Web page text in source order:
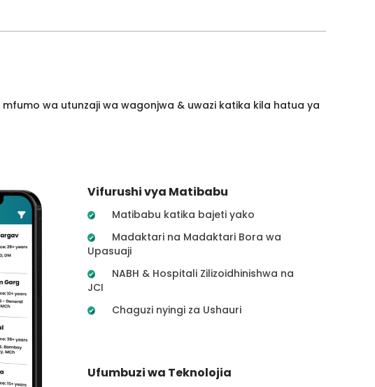
wa utunzaji wa wagonjwa & uwazi katika kila hatua ya
Vifurushi vya Matibabu
Matibabu katika bajeti yako
Madaktari na Madaktari Bora wa
Upasuaji
NABH & Hospitali Zilizoidhinishwa na
JCI
Chaguzi nyingi za Ushauri
Ufumbuzi wa Teknolojia